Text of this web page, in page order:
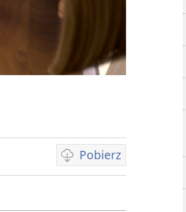
Pobierz
Opcje
pobierania